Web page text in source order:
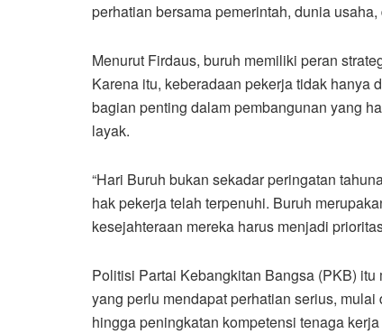
perhatian bersama pemerintah, dunia
Menurut Firdaus, buruh memiliki peran
Karena itu, keberadaan pekerja tidak hanya
bagian penting dalam pembangunan yang
layak.
“Hari Buruh bukan sekadar peringatan
hak pekerja telah terpenuhi. Buruh
kesejahteraan mereka harus menjadi
Politisi Partai Kebangkitan Bangsa (PKB)
yang perlu mendapat perhatian serius,
hingga peningkatan kompetensi tenaga